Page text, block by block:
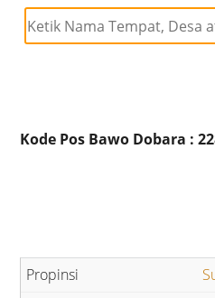
Kode Pos Bawo Dobara :